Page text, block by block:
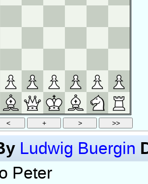
Ludwig Buergin
Peter